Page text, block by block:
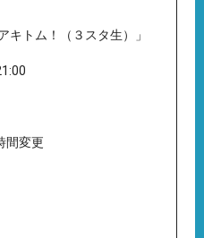
キトム！（３スタ生）」
間変更